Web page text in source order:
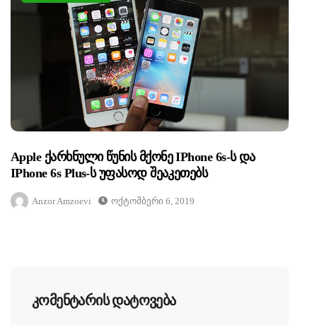
Apple Ქარხნული Წუნის Მქონე IPhone 6s-Ს Და
IPhone 6s Plus-Ს Უფასოდ Შეაკეთებს
Anzor Amzoevi Ოქტომბერი 6, 2019
Კომენტარის Დატოვება